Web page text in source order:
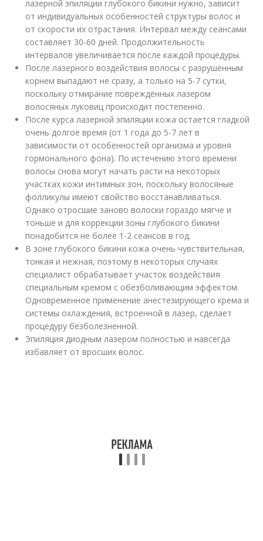
лазерной эпиляции глубокого бикини нужно, зависит
от индивидуальных особенностей структуры волос и
от скорости их отрастания. Интервал между сеансами
составляет 30-60 дней. Продолжительность
интервалов увеличивается после каждой процедуры.
После лазерного воздействия волосы с разрушенным
корнем выпадают не сразу, а только на 5-7 сутки,
поскольку отмирание повреждённых лазером
волосяных луковиц происходит постепенно.
После курса лазерной эпиляции кожа остается гладкой
очень долгое время (от 1 года до 5-7 лет в
зависимости от особенностей организма и уровня
гормонального фона). По истечению этого времени
волосы снова могут начать расти на некоторых
участках кожи интимных зон, поскольку волосяные
фолликулы имеют свойство восстанавливаться.
Однако отросшие заново волоски гораздо мягче и
тоньше и для коррекции зоны глубокого бикини
понадобится не более 1-2 сеансов в год.
В зоне глубокого бикини кожа очень чувствительная,
тонкая и нежная, поэтому в некоторых случаях
специалист обрабатывает участок воздействия
специальным кремом с обезболивающим эффектом.
Одновременное применение анестезирующего крема и
системы охлаждения, встроенной в лазер, сделает
процедуру безболезненной.
Эпиляция диодным лазером полностью и навсегда
избавляет от вросших волос.